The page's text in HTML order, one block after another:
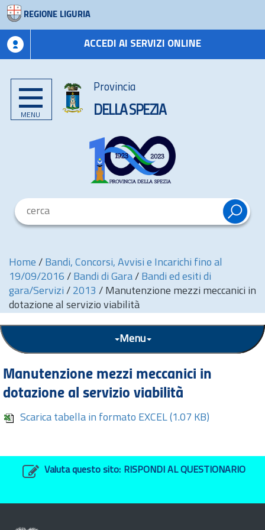
REGIONE LIGURIA
ACCEDI AI SERVIZI ONLINE
MENU
Provincia
DELLA SPEZIA
Home / Bandi, Concorsi, Avvisi e Incarichi fino al
19/09/2016 / Bandi di Gara / Bandi ed esiti di
gara/Servizi / 2013 / Manutenzione mezzi meccanici in
dotazione al servizio viabilità
Menu
Manutenzione mezzi meccanici in
dotazione al servizio viabilità
Scarica tabella in formato EXCEL (1.07 KB)
Valuta questo sito: RISPONDI AL QUESTIONARIO